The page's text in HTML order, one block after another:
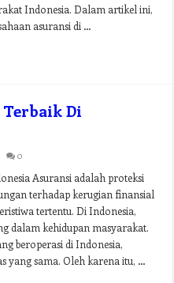
Indonesia. Dalam artikel ini,
asuransi di …
Di
0
Asuransi adalah proteksi
terhadap kerugian finansial
tertentu. Di Indonesia,
dalam kehidupan masyarakat.
beroperasi di Indonesia,
yang sama. Oleh karena itu, …